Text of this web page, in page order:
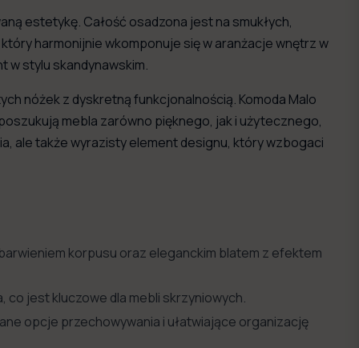
estetykę. Całość osadzona jest na smukłych,
harmonijnie wkomponuje się w aranżacje wnętrz w
w stylu skandynawskim.
nóżek z dyskretną funkcjonalnością. Komoda Malo
mebla zarówno pięknego, jak i użytecznego,
ale także wyrazisty element designu, który wzbogaci
korpusu oraz eleganckim blatem z efektem
co jest kluczowe dla mebli skrzyniowych.
opcje przechowywania i ułatwiające organizację